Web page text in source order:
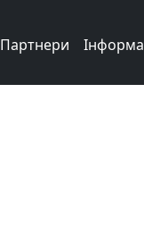
Партнери